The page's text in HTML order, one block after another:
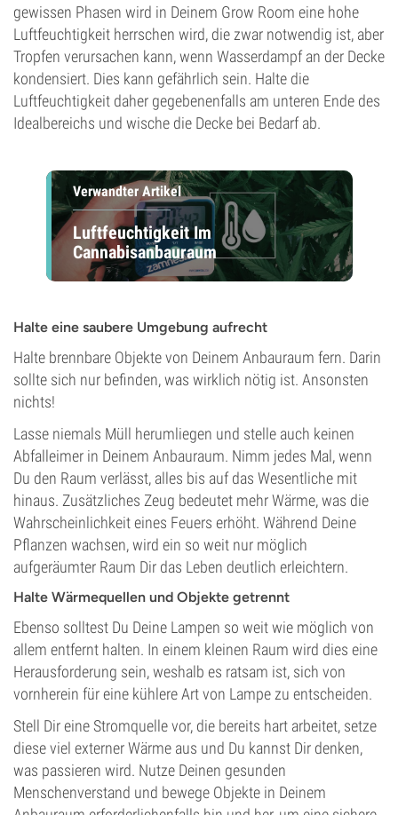
gewissen Phasen wird in Deinem Grow Room eine hohe
Luftfeuchtigkeit herrschen wird, die zwar notwendig ist, aber
Tropfen verursachen kann, wenn Wasserdampf an der Decke
kondensiert. Dies kann gefährlich sein. Halte die
Luftfeuchtigkeit daher gegebenenfalls am unteren Ende des
Idealbereichs und wische die Decke bei Bedarf ab.
Verwandter Artikel
Luftfeuchtigkeit Im
Cannabisanbauraum
Halte eine saubere Umgebung aufrecht
Halte brennbare Objekte von Deinem Anbauraum fern. Darin
sollte sich nur befinden, was wirklich nötig ist. Ansonsten
nichts!
Lasse niemals Müll herumliegen und stelle auch keinen
Abfalleimer in Deinem Anbauraum. Nimm jedes Mal, wenn
Du den Raum verlässt, alles bis auf das Wesentliche mit
hinaus. Zusätzliches Zeug bedeutet mehr Wärme, was die
Wahrscheinlichkeit eines Feuers erhöht. Während Deine
Pflanzen wachsen, wird ein so weit nur möglich
aufgeräumter Raum Dir das Leben deutlich erleichtern.
Halte Wärmequellen und Objekte getrennt
Ebenso solltest Du Deine Lampen so weit wie möglich von
allem entfernt halten. In einem kleinen Raum wird dies eine
Herausforderung sein, weshalb es ratsam ist, sich von
vornherein für eine kühlere Art von Lampe zu entscheiden.
Stell Dir eine Stromquelle vor, die bereits hart arbeitet, setze
diese viel externer Wärme aus und Du kannst Dir denken,
was passieren wird. Nutze Deinen gesunden
Menschenverstand und bewege Objekte in Deinem